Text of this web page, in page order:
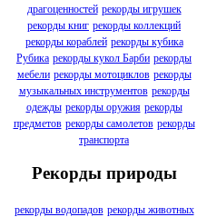
драгоценностей рекорды игрушек
рекорды книг рекорды коллекций
рекорды кораблей рекорды кубика
Рубика рекорды кукол Барби рекорды
мебели рекорды мотоциклов рекорды
музыкальных инструментов рекорды
одежды рекорды оружия рекорды
предметов рекорды самолетов рекорды
транспорта
Рекорды природы
рекорды водопадов рекорды животных